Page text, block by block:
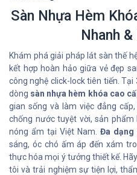
Sàn Nhựa Hèm
Nhanh
Khám phá giải pháp lát sàn thế
kết hợp hoàn hảo giữa vẻ đẹp
công nghệ click-lock tiên tiến.
dòng sàn nhựa hèm khóa cao
gian sống và làm việc đẳng
chống nước tuyệt vời, sản
nóng ẩm tại Việt Nam. Đa dạng
sáng, óc chó ấm áp đến xám
thực hóa mọi ý tưởng thiết kế.
tôi và trải nghiệm sự tiện lợi,